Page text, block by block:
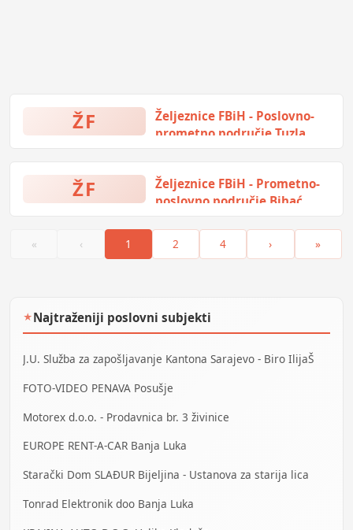
ŽF
Željeznice FBiH - Poslovno-
prometno područje Tuzla
ŽF
Željeznice FBiH - Prometno-
poslovno područje Bihać
Bosna i Hercegovina
« ‹ 1 2 4 › »
★Najtraženiji poslovni subjekti
J.U. Služba za zapošljavanje Kantona Sarajevo - Biro IlijaŠ
FOTO-VIDEO PENAVA Posušje
Motorex d.o.o. - Prodavnica br. 3 živinice
EUROPE RENT-A-CAR Banja Luka
Starački Dom SLAĐUR Bijeljina - Ustanova za starija lica
Tonrad Elektronik doo Banja Luka